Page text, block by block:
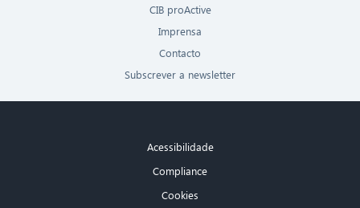
CIB proActive
Imprensa
Contacto
Subscrever a newsletter
Acessibilidade
Compliance
Cookies